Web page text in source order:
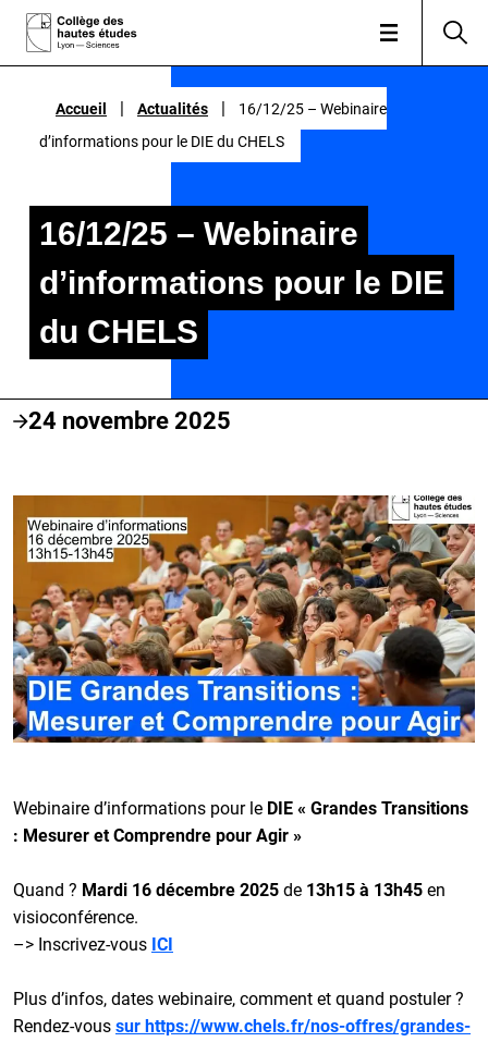
Accueil | Actualités |
16/12/25 – Webinaire
d’informations pour le DIE du CHELS
Accueil | Actualités |
16/12/25 – Webinaire
d’informations pour le DIE du CHELS
16/12/25 – Webinaire
d’informations pour le DIE
du CHELS
24 novembre 2025
Webinaire d’informations pour le DIE « Grandes Transitions
: Mesurer et Comprendre pour Agir »
Quand ? Mardi 16 décembre 2025 de 13h15 à 13h45 en
visioconférence.
–> Inscrivez-vous ICI
Plus d’infos, dates webinaire, comment et quand postuler ?
Rendez-vous sur https://www.chels.fr/nos-offres/grandes-